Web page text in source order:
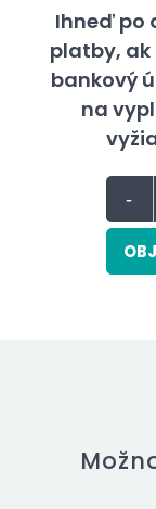
Ihneď po
platby,
bankový
na